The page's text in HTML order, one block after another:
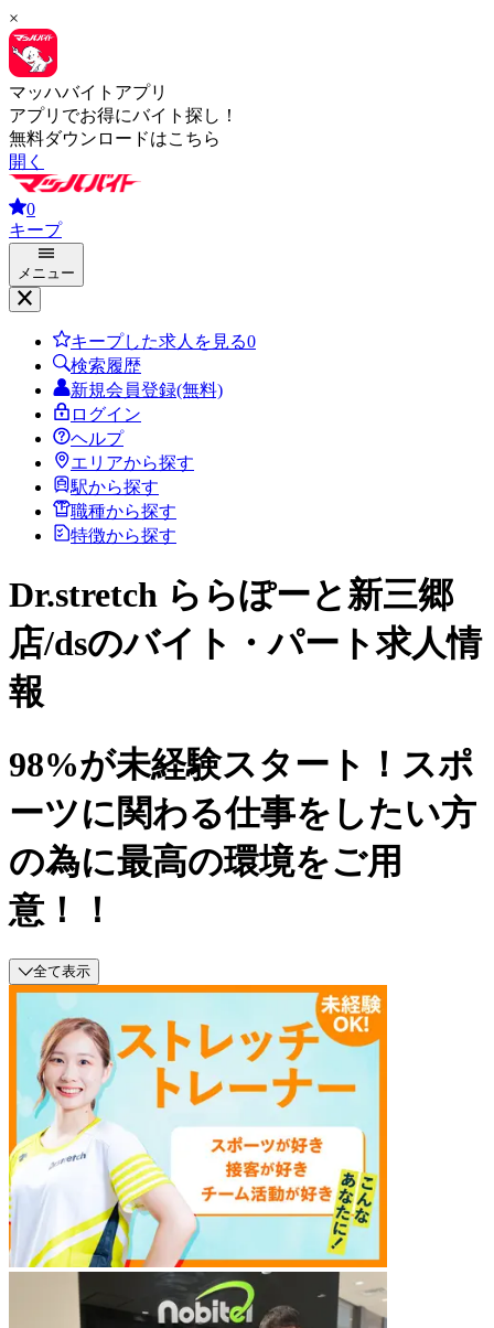
×
マッハバイトアプリ
アプリでお得にバイト探し！
無料ダウンロードはこちら
開く
0
キープ
メニュー
キープした求人を見る0
検索履歴
新規会員登録(無料)
ログイン
ヘルプ
エリアから探す
駅から探す
職種から探す
特徴から探す
Dr.stretch ららぽーと新三郷
店/dsのバイト・パート求人情
報
98%が未経験スタート！スポ
ーツに関わる仕事をしたい方
の為に最高の環境をご用
意！！
全て表示